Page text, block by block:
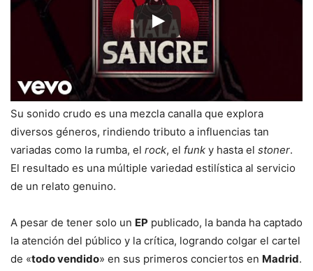
Su sonido crudo es una mezcla canalla que explora
diversos géneros, rindiendo tributo a influencias tan
variadas como la rumba, el rock, el funk y hasta el stoner.
El resultado es una múltiple variedad estilística al servicio
de un relato genuino.
A pesar de tener solo un EP publicado, la banda ha captado
la atención del público y la crítica, logrando colgar el cartel
de «todo vendido» en sus primeros conciertos en Madrid.